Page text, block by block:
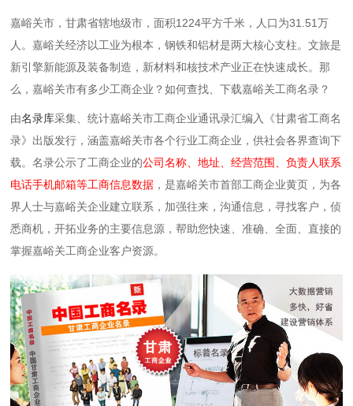
嘉峪关市，甘肃省辖地级市，面积1224平方千米，人口为31.51万
人。嘉峪关经济以工业为根本，钢铁和铝材‌是两大核心支柱。文旅是
新引擎新能源及装备制造‌，新材料‌和‌核技术‌产业正在快速成长。那
么，嘉峪关市有多少工商企业？如何查找、下载嘉峪关工商名录？
由名录库采集、统计嘉峪关市工商企业通讯录汇编入《甘肃省工商名
录》出版发行，涵盖嘉峪关市各个行业工商企业，供社会各界查询下
载。名录公示了工商企业的公司名称、地址、经营范围、负责人联系
电话手机邮箱等工商信息数据 ，是嘉峪关市首部工商企业黄页，为各
界人士与嘉峪关企业建立联系，加强往来，沟通信息，寻找客户，侦
悉商机，开拓业务的主要信息源，帮助您快速、准确、全面、直接的
掌握嘉峪关工商企业客户资源。